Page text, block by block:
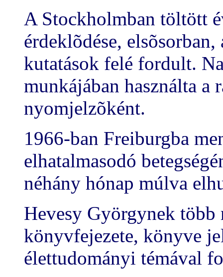
A Stockholmban töltött
érdeklõdése,
kutatások felé fordult.
munkájában használta
nyomjelzõként.
1966-ban Freiburgba
elhatalmasodó
néhány hónap múlva
Hevesy Györgynek több
könyvfejezete, könyve
élettudományi témával